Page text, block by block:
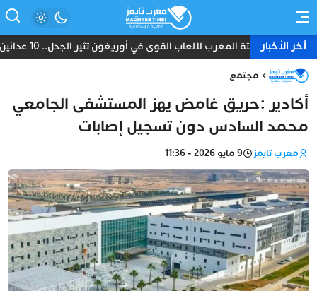
آخر الأخباربعثة المغرب لألعاب القوى في أوريغون تثير الجدل.. 10 عدائين ومدرب واحد دون طبيب أو إداري
مجتمع
أكادير :حريق غامض يهز المستشفى الجامعي
محمد السادس دون تسجيل إصابات
مغرب تايمز 9 مايو 2026 - 11:36